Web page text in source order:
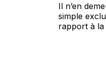
Il n’en
simple
rapport à la